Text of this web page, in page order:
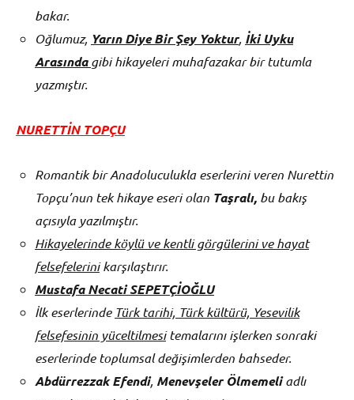
bakar.
Oğlumuz, Yarın Diye Bir Şey Yoktur, İki Uyku
Arasındagibi hikayeleri muhafazakar bir tutumla
yazmıştır.
NURETTİN TOPÇU
Romantik bir Anadoluculukla eserlerini veren Nurettin
Topçu’nun tek hikaye eseri olan Taşralı, bu bakış
açısıyla yazılmıştır.
Hikayelerinde köylü ve kentli görgülerini ve hayat
felsefelerinikarşılaştırır.
Mustafa Necati SEPETÇİOĞLU
İlk eserlerinde Türk tarihi, Türk kültürü, Yesevilik
felsefesinin yüceltilmesitemalarını işlerken sonraki
eserlerinde toplumsal değişimlerden bahseder.
Abdürrezzak Efendi, Menevşeler Ölmemeliadlı